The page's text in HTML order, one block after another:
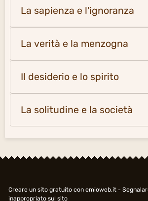
La sapienza e l'ignoranza
La verità e la menzogna
Il desiderio e lo spirito
La solitudine e la società
Creare un sito gratuito con emioweb.it -
inappropriato sul sito